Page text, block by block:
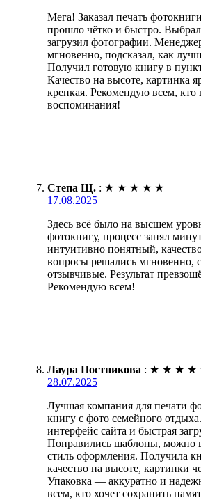
Мега! Заказал печать
прошло чётко и быстро.
загрузил фотографии.
мгновенно, подсказал, как
Получил готовую книгу в
Качество на высоте, картинка
крепкая. Рекомендую всем,
воспоминания!
Степа Щ. : ★ ★ ★ ★ ★
17.08.2025
Здесь всё было на высшем
фотокнигу, процесс занял
интуитивно понятный,
вопросы решались мгновенно,
отзывчивые. Результат
Рекомендую всем!
Лаура Постникова : ★ ★ ★ ★
28.07.2025
Лучшая компания для печати
книгу с фото семейного
интерфейс сайта и быстрая
Понравились шаблоны, можно
стиль оформления. Получила
качество на высоте, картинки
Упаковка — аккуратно и
всем, кто хочет сохранить